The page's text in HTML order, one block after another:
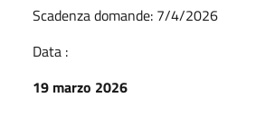
Scadenza domande: 7/4/2026
Data :
19 marzo 2026